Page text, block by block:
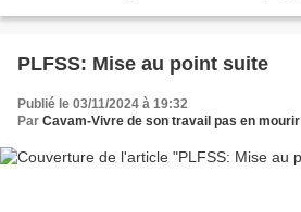
PLFSS: Mise au point suite
Publié le 03/11/2024 à 19:32
Par Cavam-Vivre de son travail pas en mourir